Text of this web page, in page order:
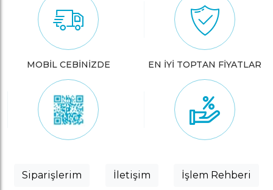
MOBİL CEBİNİZDE EN İYİ TOPTAN FİYATLAR
Siparişlerim İletişim İşlem Rehberi